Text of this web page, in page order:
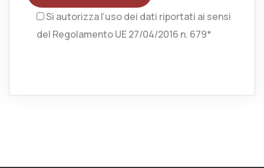
Si autorizza l’uso dei dati riportati ai sensi
del Regolamento UE 27/04/2016 n. 679*